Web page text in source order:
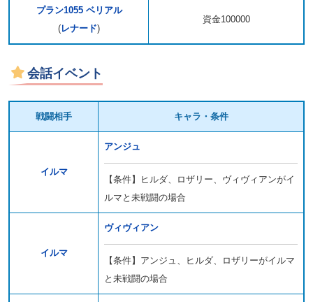
プラン1055 ベリアル
(レナード)
資金100000
会話イベント
戦闘相手 キャラ・条件
イルマ
アンジュ
【条件】ヒルダ、ロザリー、ヴィヴィアンがイ
ルマと未戦闘の場合
イルマ
ヴィヴィアン
【条件】アンジュ、ヒルダ、ロザリーがイルマ
と未戦闘の場合